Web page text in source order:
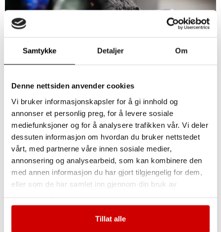
Samtykke Detaljer Om
Denne nettsiden anvender cookies
Vi bruker informasjonskapsler for å gi innhold og
annonser et personlig preg, for å levere sosiale
mediefunksjoner og for å analysere trafikken vår. Vi deler
dessuten informasjon om hvordan du bruker nettstedet
vårt, med partnerne våre innen sosiale medier,
annonsering og analysearbeid, som kan kombinere den
med annen informasjon du har gjort tilgjengelig for dem,
eller som de har samlet inn gjennom din bruk av
Tillat alle
Alt om Wrapping Foliering av Bil. Hva er det med
wrapping foliering av bil som har fått bileiere til å hoppe
på denne trenden med begge føttene? Kanskje er det
friheten til å forvandle sitt kjøretøy med et unikt design,
eller kanskje det er beskyttelsen det gir mot vær og
vind. Uansett grunnen, har wrapping […]
Bilfoliering med Asker
Autospa og Wrap Studio: